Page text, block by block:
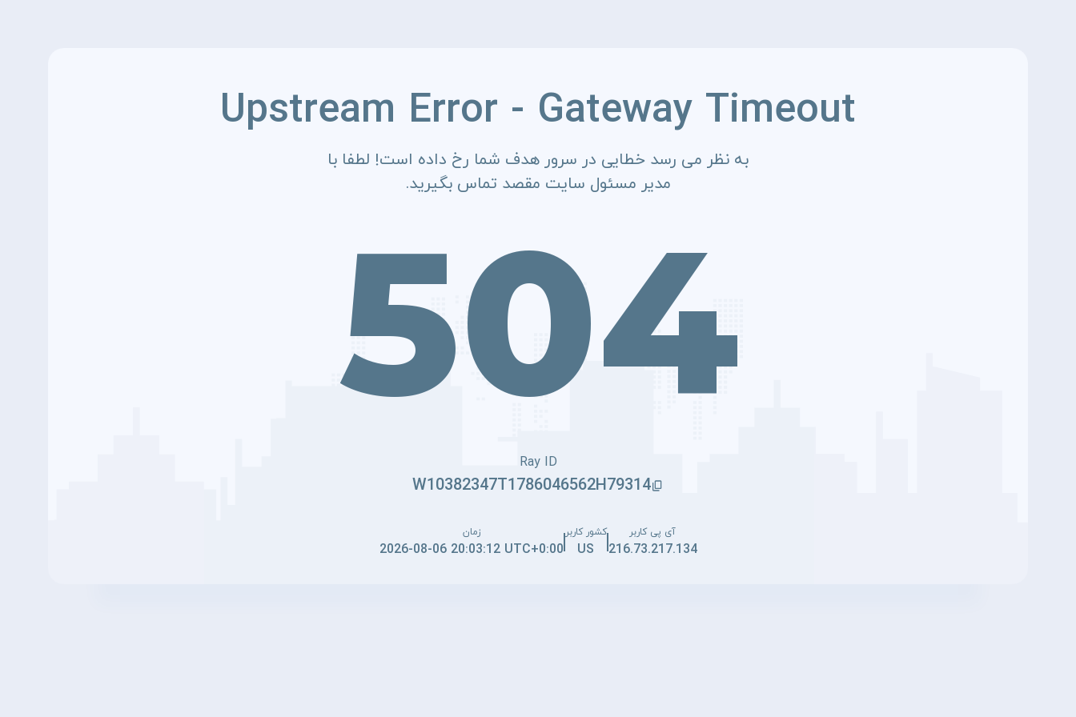
Upstream Error - Gateway Timeout
به نظر می رسد خطایی در سرور هدف شما رخ داده است! لطفا با
مدیر مسئول سایت مقصد تماس بگیرید.
504
Ray ID
W10382347T1786046562H79314
آی پی کاربر
216.73.217.134
کشور کاربر
US
زمان
2026-08-06 20:03:12 UTC+0:00